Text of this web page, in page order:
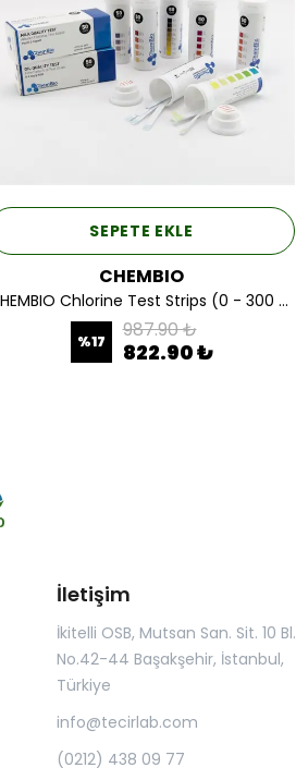
SEPETE EKLE
CHEMBIO
CHEMBIO Chlorine Test Strips (0 - 300 ppm)
%17 987.90 ₺
822.90 ₺
İletişim
İkitelli OSB, Mutsan San. Sit. 10 Bl.
No.42-44 Başakşehir, İstanbul,
Türkiye
info@tecirlab.com
(0212) 438 09 77